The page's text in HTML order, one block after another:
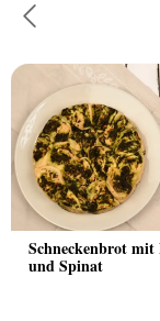
Schneckenbrot mit
und Spinat